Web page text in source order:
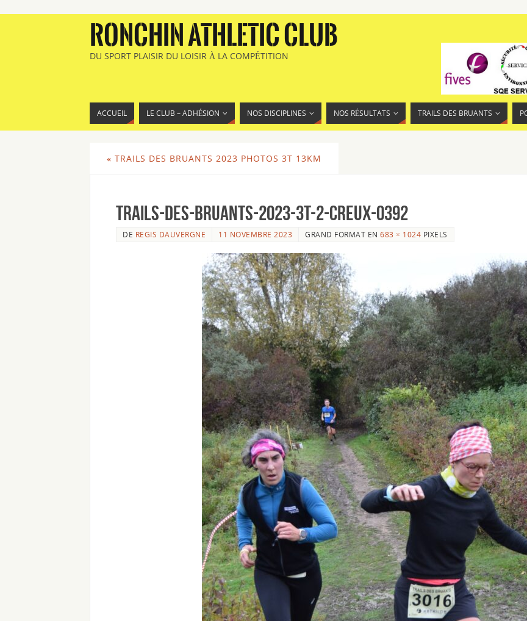
RONCHIN ATHLETIC CLUB
DU SPORT PLAISIR DU LOISIR À LA COMPÉTITION
ACCUEIL LE CLUB – ADHÉSION NOS DISCIPLINES NOS RÉSULTATS TRAILS DES BRUANTS
« TRAILS DES BRUANTS 2023 PHOTOS 3T 13KM
Trails-des-Bruants-2023-3T-2-Creux-0392
DE REGIS DAUVERGNE 11 NOVEMBRE 2023 GRAND FORMAT EN 683 × 1024 PIXELS